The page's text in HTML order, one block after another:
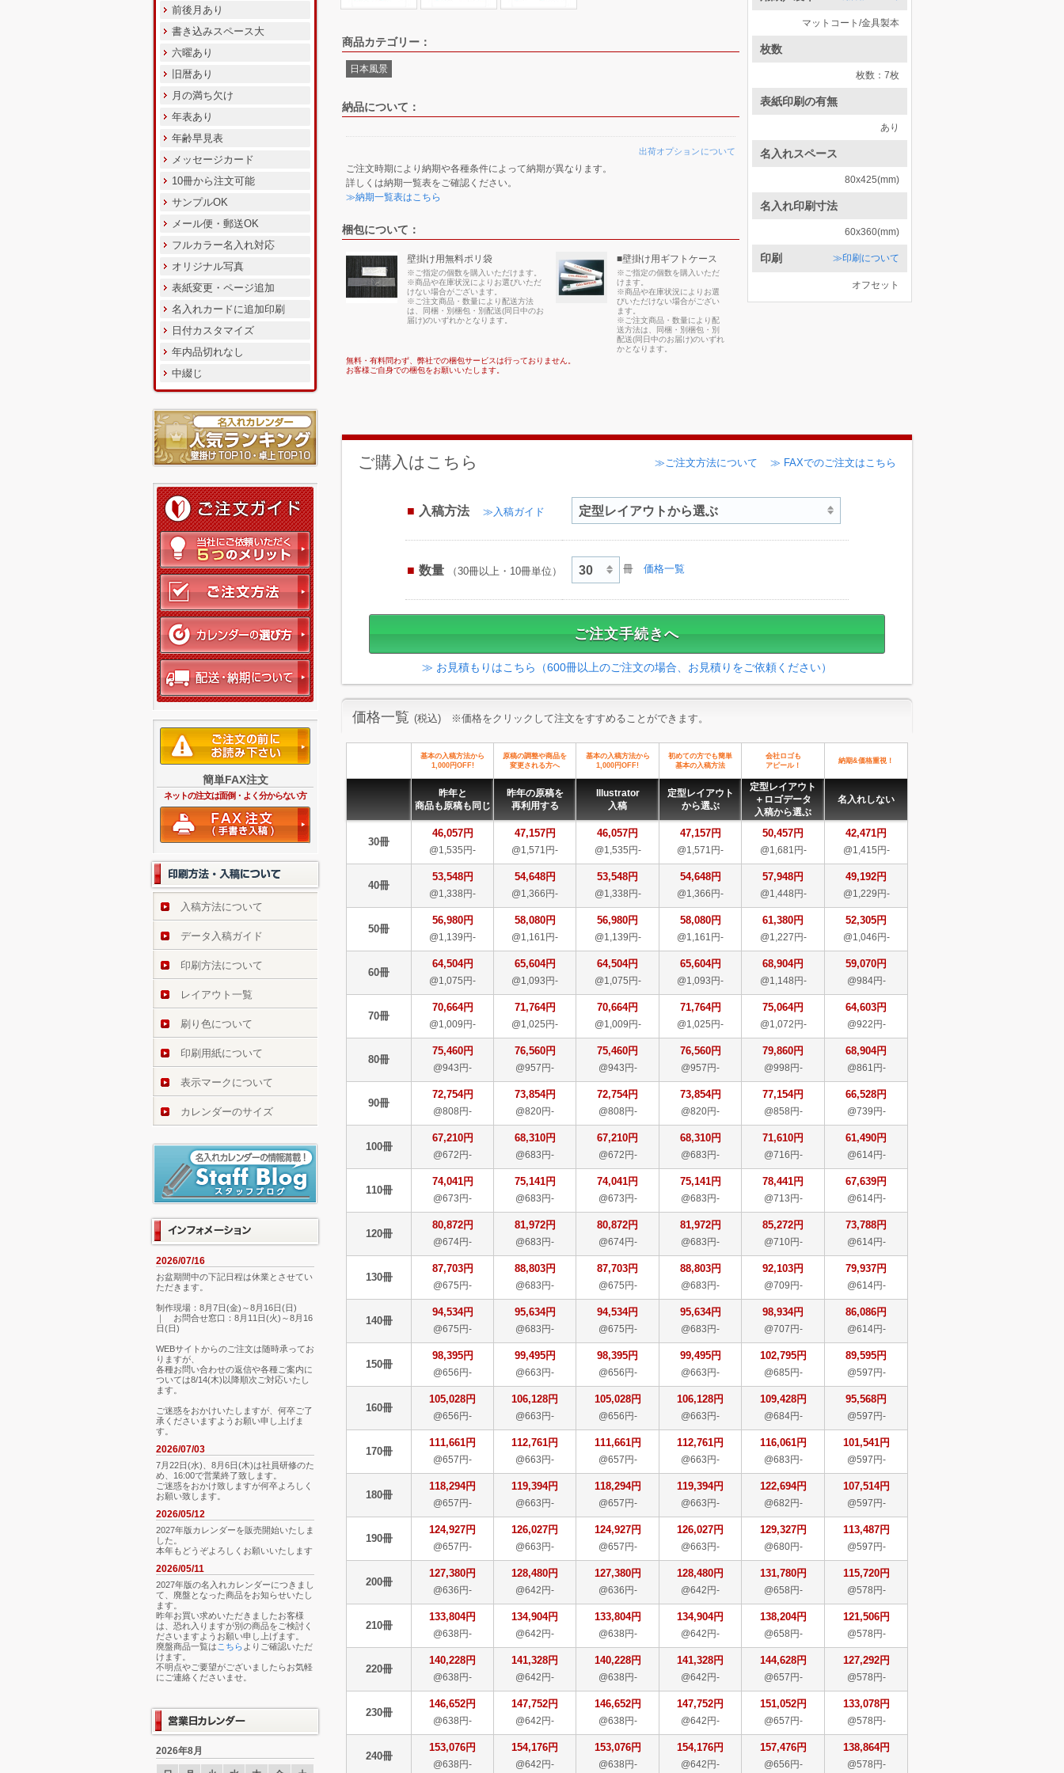
前後月あり
書き込みスペース大
六曜あり
旧暦あり
月の満ち欠け
年表あり
年齢早見表
メッセージカード
10冊から注文可能
サンプルOK
メール便・郵送OK
フルカラー名入れ対応
オリジナル写真
表紙変更・ページ追加
名入れカードに追加印刷
日付カスタマイズ
年内品切れなし
中綴じ
簡単FAX注文
ネットの注文は面倒・よく分からない方
入稿方法について
データ入稿ガイド
印刷方法について
レイアウト一覧
刷り色について
印刷用紙について
表示マークについて
カレンダーのサイズ
2026/07/16
お盆期間中の下記日程は休業とさせてい
ただきます。
制作現場：8月7日(金)～8月16日(日)
｜ お問合せ窓口：8月11日(火)～8月16
日(日)
WEBサイトからのご注文は随時承ってお
りますが、
各種お問い合わせの返信や各種ご案内に
ついては8/14(木)以降順次ご対応いたし
ます。
ご迷惑をおかけいたしますが、何卒ご了
承くださいますようお願い申し上げま
す。
2026/07/03
7月22日(水)、8月6日(木)は社員研修のた
め、16:00で営業終了致します。
ご迷惑をおかけ致しますが何卒よろしく
お願い致します。
2026/05/12
2027年版カレンダーを販売開始いたしま
した。
本年もどうぞよろしくお願いいたします
2026/05/11
2027年版の名入れカレンダーにつきまし
て、廃盤となった商品をお知らせいたし
ます。
昨年お買い求めいただきましたお客様
は、恐れ入りますが別の商品をご検討く
ださいますようお願い申し上げます。
廃盤商品一覧は こちら よりご確認いただ
けます。
不明点やご要望がございましたらお気軽
にご連絡くださいませ。
2026年8月
商品カテゴリー：
日本風景
納品について：
出荷オプションについて
ご注文時期により納期や各種条件によって納期が異なります。
詳しくは納期一覧表をご確認ください。
≫納期一覧表はこちら
梱包について：
壁掛け用無料ポリ袋
※ご指定の個数を購入いただけます。
※商品や在庫状況によりお選びいただ
けない場合がございます。
※ご注文商品・数量により配送方法
は、同梱・別梱包・別配送(同日中のお
届け)のいずれかとなります。
■壁掛け用ギフトケース
※ご指定の個数を購入いただ
けます。
※商品や在庫状況によりお選
びいただけない場合がござい
ます。
※ご注文商品・数量により配
送方法は、同梱・別梱包・別
配送(同日中のお届け)のいずれ
かとなります。
無料・有料問わず、弊社での梱包サービスは行っておりません。
お客様ご自身での梱包をお願いいたします。
マットコート/金具製本
枚数
枚数：7枚
表紙印刷の有無
あり
名入れスペース
80x425(mm)
名入れ印刷寸法
60x360(mm)
印刷 ≫印刷について
オフセット
ご購入はこちら ≫ご注文方法について ≫ FAXでのご注文はこちら
入稿方法 ≫入稿ガイド
数量 （30冊以上・10冊単位） 冊 価格一覧
≫ お見積もりはこちら（600冊以上のご注文の場合、お見積りをご依頼ください）
価格一覧 (税込) ※価格をクリックして注文をすすめることができます。
基本の入稿方法から
1,000円OFF!
原稿の調整や商品を
変更される方へ
基本の入稿方法から
1,000円OFF!
初めての方でも簡単
基本の入稿方法
会社ロゴも
アピール！
納期&価格重視！
昨年と
商品も原稿も同じ
昨年の原稿を
再利用する
Illustrator
入稿
定型レイアウト
から選ぶ
定型レイアウト
＋ロゴデータ
入稿から選ぶ
名入れしない
30冊
46,057円
@1,535円-
47,157円
@1,571円-
46,057円
@1,535円-
47,157円
@1,571円-
50,457円
@1,681円-
42,471円
@1,415円-
40冊
53,548円
@1,338円-
54,648円
@1,366円-
53,548円
@1,338円-
54,648円
@1,366円-
57,948円
@1,448円-
49,192円
@1,229円-
50冊
56,980円
@1,139円-
58,080円
@1,161円-
56,980円
@1,139円-
58,080円
@1,161円-
61,380円
@1,227円-
52,305円
@1,046円-
60冊
64,504円
@1,075円-
65,604円
@1,093円-
64,504円
@1,075円-
65,604円
@1,093円-
68,904円
@1,148円-
59,070円
@984円-
70冊
70,664円
@1,009円-
71,764円
@1,025円-
70,664円
@1,009円-
71,764円
@1,025円-
75,064円
@1,072円-
64,603円
@922円-
80冊
75,460円
@943円-
76,560円
@957円-
75,460円
@943円-
76,560円
@957円-
79,860円
@998円-
68,904円
@861円-
90冊
72,754円
@808円-
73,854円
@820円-
72,754円
@808円-
73,854円
@820円-
77,154円
@858円-
66,528円
@739円-
100冊
67,210円
@672円-
68,310円
@683円-
67,210円
@672円-
68,310円
@683円-
71,610円
@716円-
61,490円
@614円-
110冊
74,041円
@673円-
75,141円
@683円-
74,041円
@673円-
75,141円
@683円-
78,441円
@713円-
67,639円
@614円-
120冊
80,872円
@674円-
81,972円
@683円-
80,872円
@674円-
81,972円
@683円-
85,272円
@710円-
73,788円
@614円-
130冊
87,703円
@675円-
88,803円
@683円-
87,703円
@675円-
88,803円
@683円-
92,103円
@709円-
79,937円
@614円-
140冊
94,534円
@675円-
95,634円
@683円-
94,534円
@675円-
95,634円
@683円-
98,934円
@707円-
86,086円
@614円-
150冊
98,395円
@656円-
99,495円
@663円-
98,395円
@656円-
99,495円
@663円-
102,795円
@685円-
89,595円
@597円-
160冊
105,028円
@656円-
106,128円
@663円-
105,028円
@656円-
106,128円
@663円-
109,428円
@684円-
95,568円
@597円-
170冊
111,661円
@657円-
112,761円
@663円-
111,661円
@657円-
112,761円
@663円-
116,061円
@683円-
101,541円
@597円-
180冊
118,294円
@657円-
119,394円
@663円-
118,294円
@657円-
119,394円
@663円-
122,694円
@682円-
107,514円
@597円-
190冊
124,927円
@657円-
126,027円
@663円-
124,927円
@657円-
126,027円
@663円-
129,327円
@680円-
113,487円
@597円-
200冊
127,380円
@636円-
128,480円
@642円-
127,380円
@636円-
128,480円
@642円-
131,780円
@658円-
115,720円
@578円-
210冊
133,804円
@638円-
134,904円
@642円-
133,804円
@638円-
134,904円
@642円-
138,204円
@658円-
121,506円
@578円-
220冊
140,228円
@638円-
141,328円
@642円-
140,228円
@638円-
141,328円
@642円-
144,628円
@657円-
127,292円
@578円-
230冊
146,652円
@638円-
147,752円
@642円-
146,652円
@638円-
147,752円
@642円-
151,052円
@657円-
133,078円
@578円-
240冊
153,076円
@638円-
154,176円
@642円-
153,076円
@638円-
154,176円
@642円-
157,476円
@656円-
138,864円
@578円-